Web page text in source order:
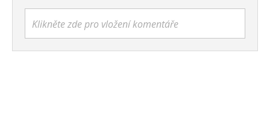
Klikněte zde pro vložení komentáře